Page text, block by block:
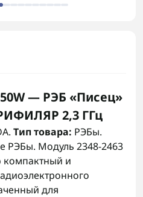
— РЭБ «Писец»
2,3 ГГц
Тип товара: РЭБы.
РЭБы. Модуль 2348-2463
компактный и
для